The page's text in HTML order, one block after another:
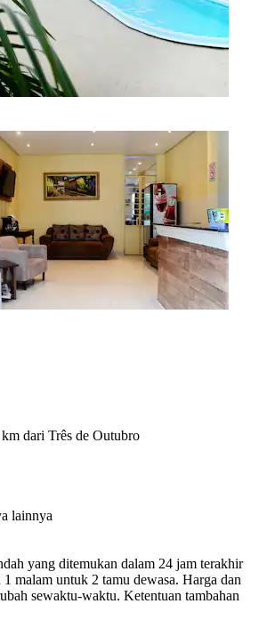
dari Três de Outubro
lainnya
yang ditemukan dalam 24 jam terakhir
1 malam untuk 2 tamu dewasa. Harga dan
sewaktu-waktu. Ketentuan tambahan